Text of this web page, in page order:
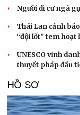
Người di cư ngã
Thái Lan cảnh
“đội lốt” tem hoạt
UNESCO vinh
thuyết pháp đầu
HỒ SƠ